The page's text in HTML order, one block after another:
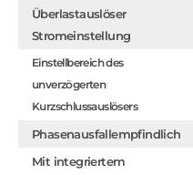
Überlastauslöser
Stromeinstellung
Einstellbereich des
unverzögerten
Kurzschlussauslösers
Phasenausfallempfindlich
Mit integriertem